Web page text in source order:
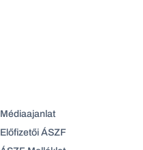
Médiaajanlat
Előfizetői ÁSZF